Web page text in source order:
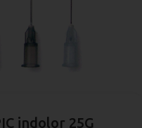
indolor 25G